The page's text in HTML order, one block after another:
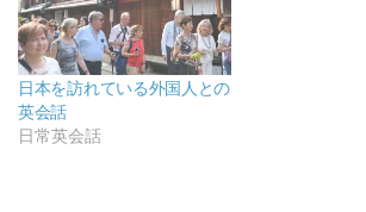
日本を訪れている外国人との
英会話
日常英会話